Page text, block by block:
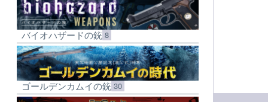
バイオハザードの銃 8
ゴールデンカムイの銃 30